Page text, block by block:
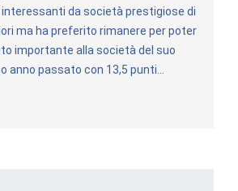
da società prestigiose di
ma ha preferito rimanere per poter
importante alla società del suo
anno passato con 13,5 punti…